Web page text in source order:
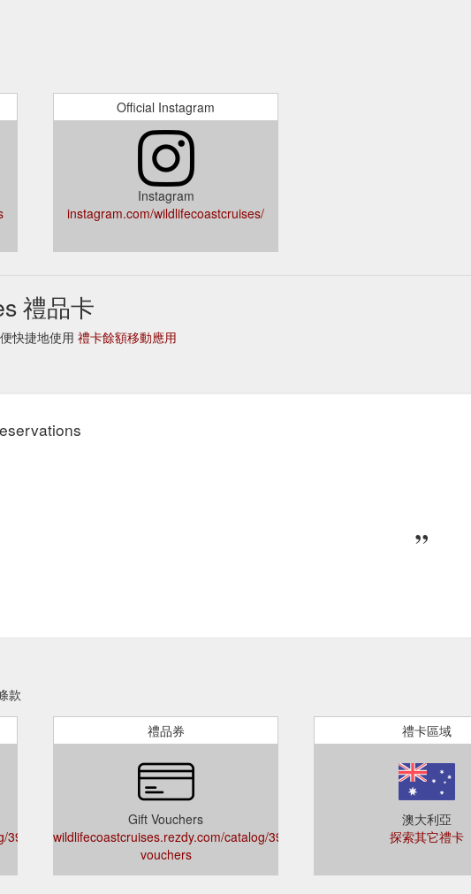
Official Instagram
Instagram
instagram.com/wildlifecoastcruises/
禮品卡
快捷地使用 禮卡餘額移動應用
款
396901/gift-
禮品券
Gift Vouchers
wildlifecoastcruises.rezdy.com/catalog/396901/gift-
vouchers
禮卡區域
澳大利亞
探索其它禮卡